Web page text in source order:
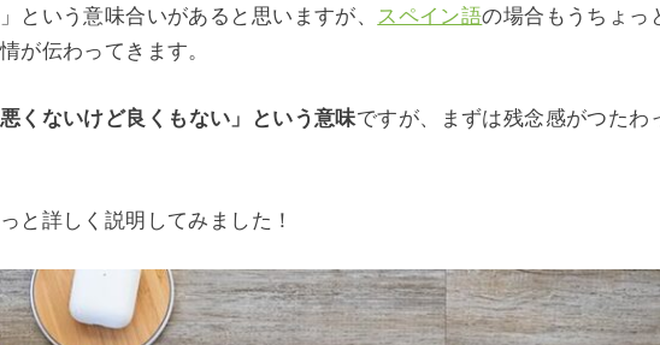
という意味合いがあると思いますが、 スペイン語の場合もうちょっ
が伝わってきます。
悪くないけど良くもない」という意味ですが、まずは残念感がつたわ
と詳しく説明してみました！